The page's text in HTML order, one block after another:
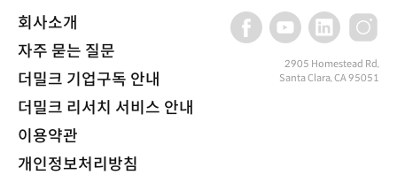
회사소개
자주 묻는 질문
더밀크 기업구독 안내
더밀크 리서치 서비스 안내
이용약관
개인정보처리방침
2905 Homestead Rd,
Santa Clara, CA 95051